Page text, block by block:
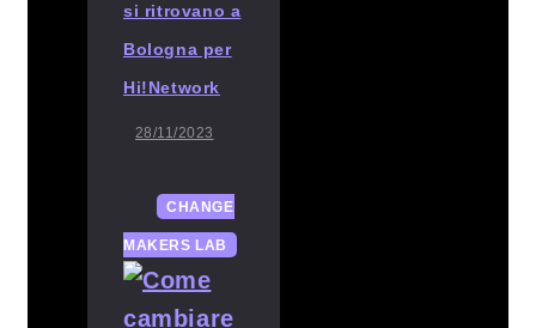
si ritrovano a
Bologna per
Hi!Network
28/11/2023
CHANGE
MAKERS LAB